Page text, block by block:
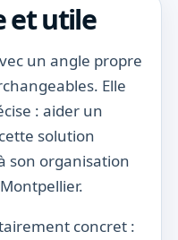
et utile
un angle propre
Elle
: aider un
solution
son organisation
concret :